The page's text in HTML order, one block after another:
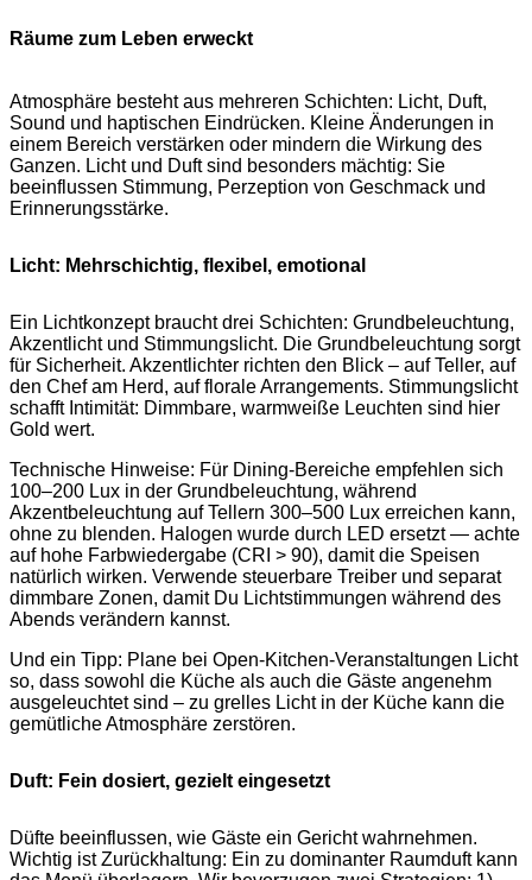
Räume zum Leben erweckt
Atmosphäre besteht aus mehreren Schichten: Licht, Duft,
Sound und haptischen Eindrücken. Kleine Änderungen in
einem Bereich verstärken oder mindern die Wirkung des
Ganzen. Licht und Duft sind besonders mächtig: Sie
beeinflussen Stimmung, Perzeption von Geschmack und
Erinnerungsstärke.
Licht: Mehrschichtig, flexibel, emotional
Ein Lichtkonzept braucht drei Schichten: Grundbeleuchtung,
Akzentlicht und Stimmungslicht. Die Grundbeleuchtung sorgt
für Sicherheit. Akzentlichter richten den Blick – auf Teller, auf
den Chef am Herd, auf florale Arrangements. Stimmungslicht
schafft Intimität: Dimmbare, warmweiße Leuchten sind hier
Gold wert.
Technische Hinweise: Für Dining-Bereiche empfehlen sich
100–200 Lux in der Grundbeleuchtung, während
Akzentbeleuchtung auf Tellern 300–500 Lux erreichen kann,
ohne zu blenden. Halogen wurde durch LED ersetzt — achte
auf hohe Farbwiedergabe (CRI > 90), damit die Speisen
natürlich wirken. Verwende steuerbare Treiber und separat
dimmbare Zonen, damit Du Lichtstimmungen während des
Abends verändern kannst.
Und ein Tipp: Plane bei Open‑Kitchen-Veranstaltungen Licht
so, dass sowohl die Küche als auch die Gäste angenehm
ausgeleuchtet sind – zu grelles Licht in der Küche kann die
gemütliche Atmosphäre zerstören.
Duft: Fein dosiert, gezielt eingesetzt
Düfte beeinflussen, wie Gäste ein Gericht wahrnehmen.
Wichtig ist Zurückhaltung: Ein zu dominanter Raumduft kann